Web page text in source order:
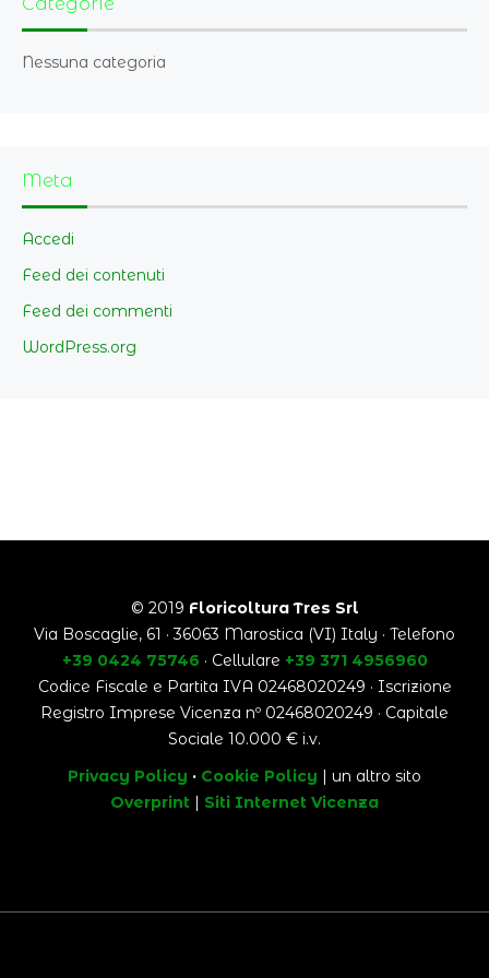
Nessuna categoria
Meta
Accedi
Feed dei contenuti
Feed dei commenti
WordPress.org
© 2019 Floricoltura Tres Srl
Via Boscaglie, 61 · 36063 Marostica (VI) Italy · Telefono
+39 0424 75746 · Cellulare +39 371 4956960
Codice Fiscale e Partita IVA 02468020249 · Iscrizione
Registro Imprese Vicenza nº 02468020249 · Capitale
Sociale 10.000 € i.v.
Privacy Policy · Cookie Policy | un altro sito
Overprint | Siti Internet Vicenza